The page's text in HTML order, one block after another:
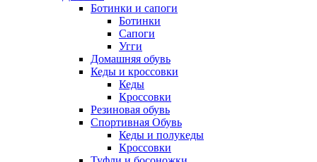
Ботинки и сапоги
Ботинки
Сапоги
Угги
Домашняя обувь
Кеды и кроссовки
Кеды
Кроссовки
Резиновая обувь
Спортивная Обувь
Кеды и полукеды
Кроссовки